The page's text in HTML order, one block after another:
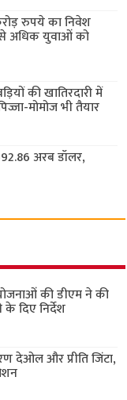
रुपये का निवेश
अधिक युवाओं को
की खातिरदारी में
मोमोज भी तैयार
अरब डॉलर,
योजनाओं की डीएम ने की
दिए निर्देश
देओल और प्रीति जिंटा,